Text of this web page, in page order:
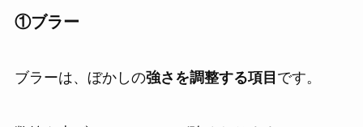
①ブラー
ブラーは、ぼかしの強さを調整する項目 です。